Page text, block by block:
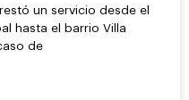
un servicio desde el
hasta el barrio Villa
de